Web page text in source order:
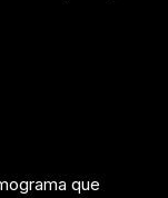
que